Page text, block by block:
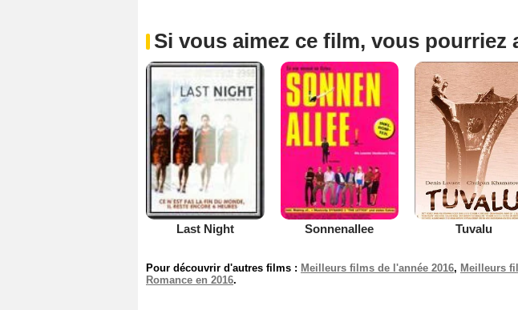
Si vous aimez ce film, vous pourriez
Last Night Sonnenallee Tuvalu
Pour découvrir d'autres films : Meilleurs films de l'année 2016, Meilleurs
Romance en 2016.